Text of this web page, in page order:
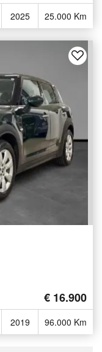
2025 25.000 Km
€ 16.900
2019 96.000 Km